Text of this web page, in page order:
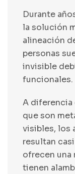
Durante
la solución
alineación
personas
invisible
funcionales.
A diferencia
que son
visibles, los
resultan
ofrecen una
tienen